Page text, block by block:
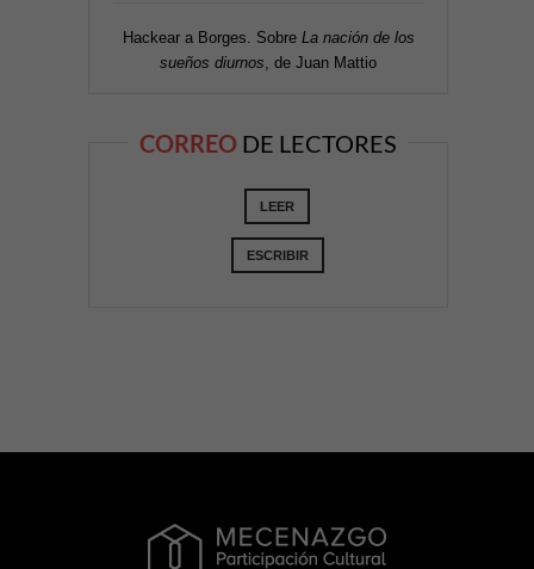
Hackear a Borges. Sobre La nación de los
sueños diurnos , de Juan Mattio
CORREO DE LECTORES
LEER
ESCRIBIR